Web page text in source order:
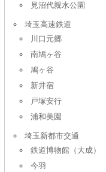
見沼代親水公園
埼玉高速鉄道
川口元郷
南鳩ヶ谷
鳩ヶ谷
新井宿
戸塚安行
浦和美園
埼玉新都市交通
鉄道博物館（大成）
今羽